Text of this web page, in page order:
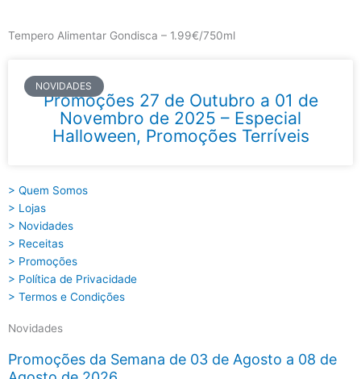
Tempero Alimentar Gondisca – 1.99€/750ml
NOVIDADES
Promoções 27 de Outubro a 01 de
Novembro de 2025 – Especial
Halloween, Promoções Terríveis
> Quem Somos
> Lojas
> Novidades
> Receitas
> Promoções
> Política de Privacidade
> Termos e Condições
Novidades
Promoções da Semana de 03 de Agosto a 08 de